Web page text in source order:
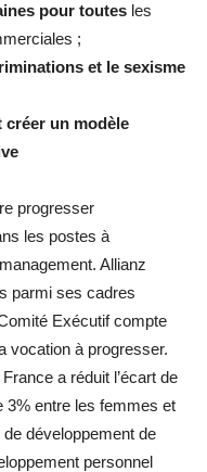
pour toutes les
;
et le sexisme
un modèle
progresser
les postes à
Allianz
parmi ses cadres
Exécutif compte
vocation à progresser.
a réduit l’écart de
3% entre les femmes et
développement de
personnel